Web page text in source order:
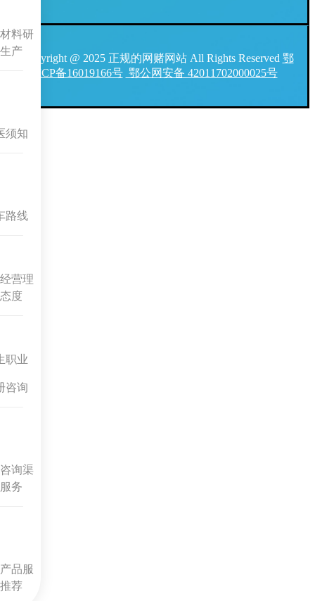
Copyright @ 2025 正规的网赌网站 All Rights Reserved 鄂
ICP备16019166号 鄂公网安备 42011702000025号
料研
产
须知
路线
营理
度
职业
咨询
询渠
务
品服
荐